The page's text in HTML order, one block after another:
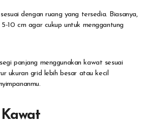
dengan ruang yang tersedia. Biasanya,
10 cm agar cukup untuk menggantung
panjang menggunakan kawat sesuai
ukuran grid lebih besar atau kecil